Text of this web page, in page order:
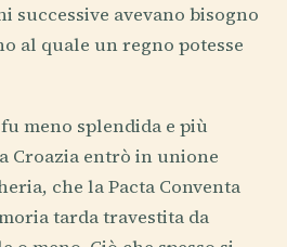
successive avevano bisogno
al quale un regno potesse
meno splendida e più
Croazia entrò in unione
che la Pacta Conventa
tarda travestita da